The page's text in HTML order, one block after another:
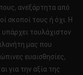
ανεξάρτητα από
σκοποί τους ή όχι. Η
τουλάχιστον
μας που
ευαισθησίες,
για την αξία της